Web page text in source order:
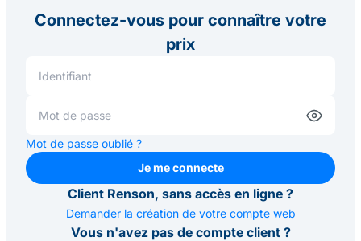
Connectez-vous pour connaître votre
prix
Mot de passe oublié ?
Je me connecte
Je me connecte
Client Renson, sans accès en ligne ?
Demander la création de votre compte web
Vous n'avez pas de compte client ?